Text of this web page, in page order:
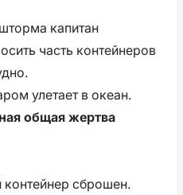
капитан
часть контейнеров
улетает в океан.
общая жертва
контейнер сброшен.